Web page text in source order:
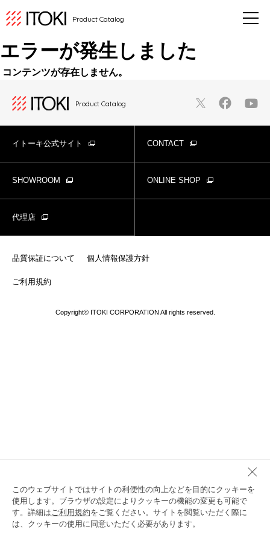
Product Catalog
エラーが発生しました
コンテンツが存在しません。
Product Catalog
イトーキ公式サイト CONTACT
SHOWROOM ONLINE SHOP
代理店
品質保証について 個人情報保護方針
ご利用規約
Copyright© ITOKI CORPORATION All rights reserved.
このウェブサイトではサイトの利便性の向上などを目的にクッキーを
使用します。ブラウザの設定によりクッキーの機能の変更も可能で
す。詳細は ご利用規約をご覧ください。サイトを閲覧いただく際に
は、クッキーの使用に同意いただく必要があります。